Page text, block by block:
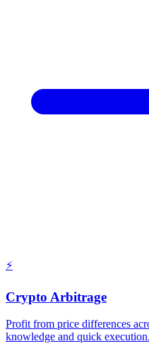
⚡
Crypto Arbitrage
Profit from price differences
knowledge and quick execution.